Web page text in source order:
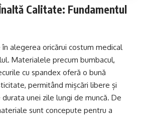
Calitate: Fundamentul
alegerea oricărui costum medical
Materialele precum bumbacul,
cu spandex oferă o bună
permitând mișcări libere și
unei zile lungi de muncă. De
sunt concepute pentru a